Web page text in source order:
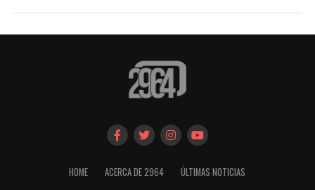
HOME ACERCA DE 2964 ÚLTIMAS NOTICIAS